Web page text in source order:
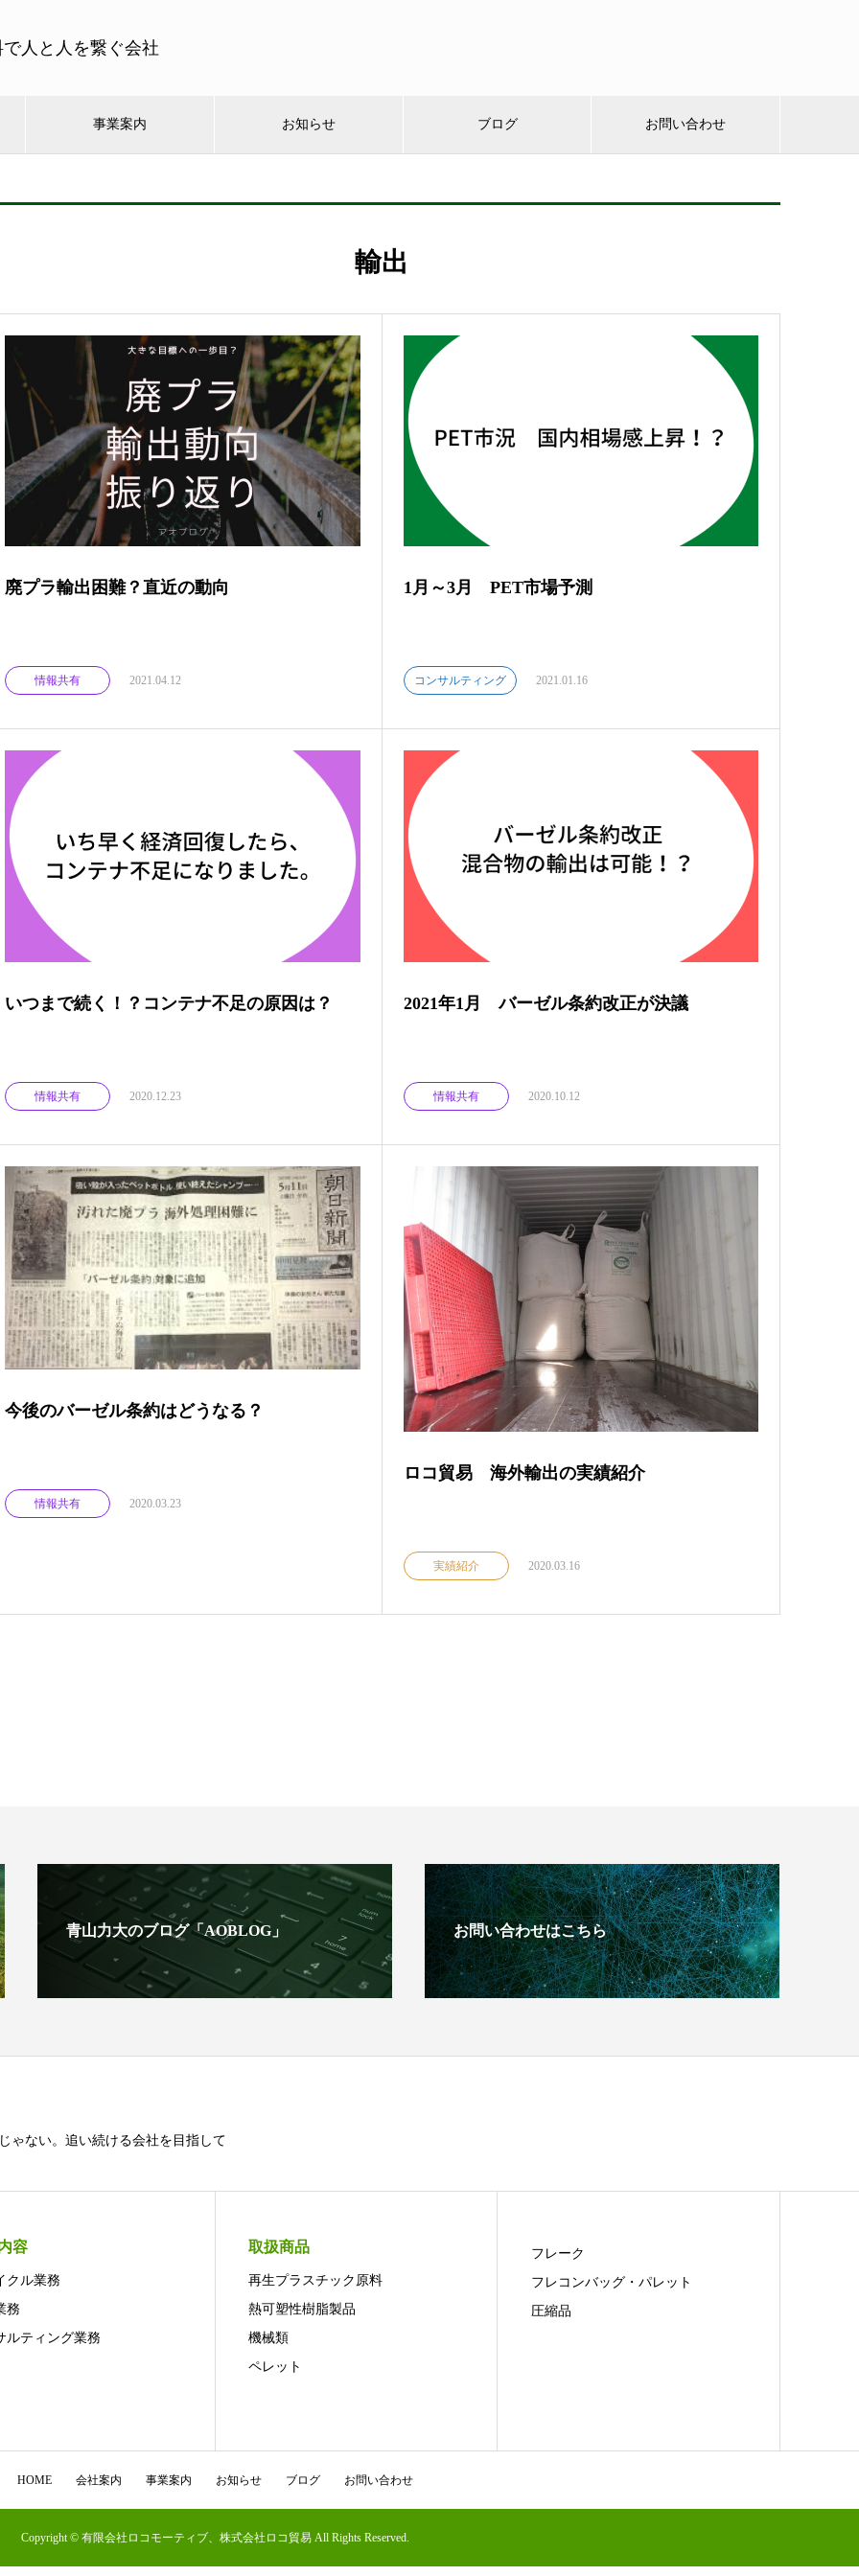
人と人を繋ぐ会社
事業案内 お知らせ ブログ お問い合わせ
輸出
廃プラ輸出困難？直近の動向
情報共有 2021.04.12
1月～3月 PET市場予測
コンサルティング 2021.01.16
いつまで続く！？コンテナ不足の原因は？
情報共有 2020.12.23
2021年1月 バーゼル条約改正が決議
情報共有 2020.10.12
今後のバーゼル条約はどうなる？
情報共有 2020.03.23
ロコ貿易 海外輸出の実績紹介
実績紹介 2020.03.16
青山力大のブログ「AOBLOG」 お問い合わせはこちら
ゃない。追い続ける会社を目指して
容
クル業務
務
ルティング業務
取扱商品
再生プラスチック原料
熱可塑性樹脂製品
機械類
ペレット
フレーク
フレコンバッグ・パレット
圧縮品
HOME 会社案内 事業案内 お知らせ ブログ お問い合わせ
Copyright © 有限会社ロコモーティブ、株式会社ロコ貿易 All Rights Reserved.